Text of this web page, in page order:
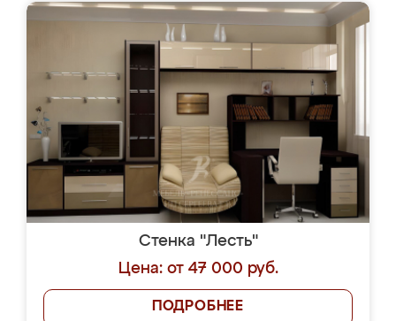
Стенка "Лесть"
Цена: от 47 000 руб.
ПОДРОБНЕЕ